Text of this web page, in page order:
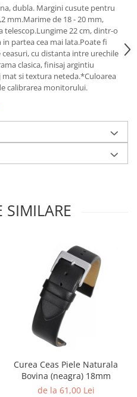
dubla. Margini cusute pentru
mm.Marime de 18 - 20 mm,
telescop.Lungime 22 cm, dintr-o
partea cea mai lata.Poate fi
cu distanta intre urechile
clasica, finisaj argintiu
mat si textura neteda.*Culoarea
calibrarea monitorului.
SIMILARE
Curea Ceas Piele Naturala
Bovina (neagra) 18mm
de la 61,00 Lei